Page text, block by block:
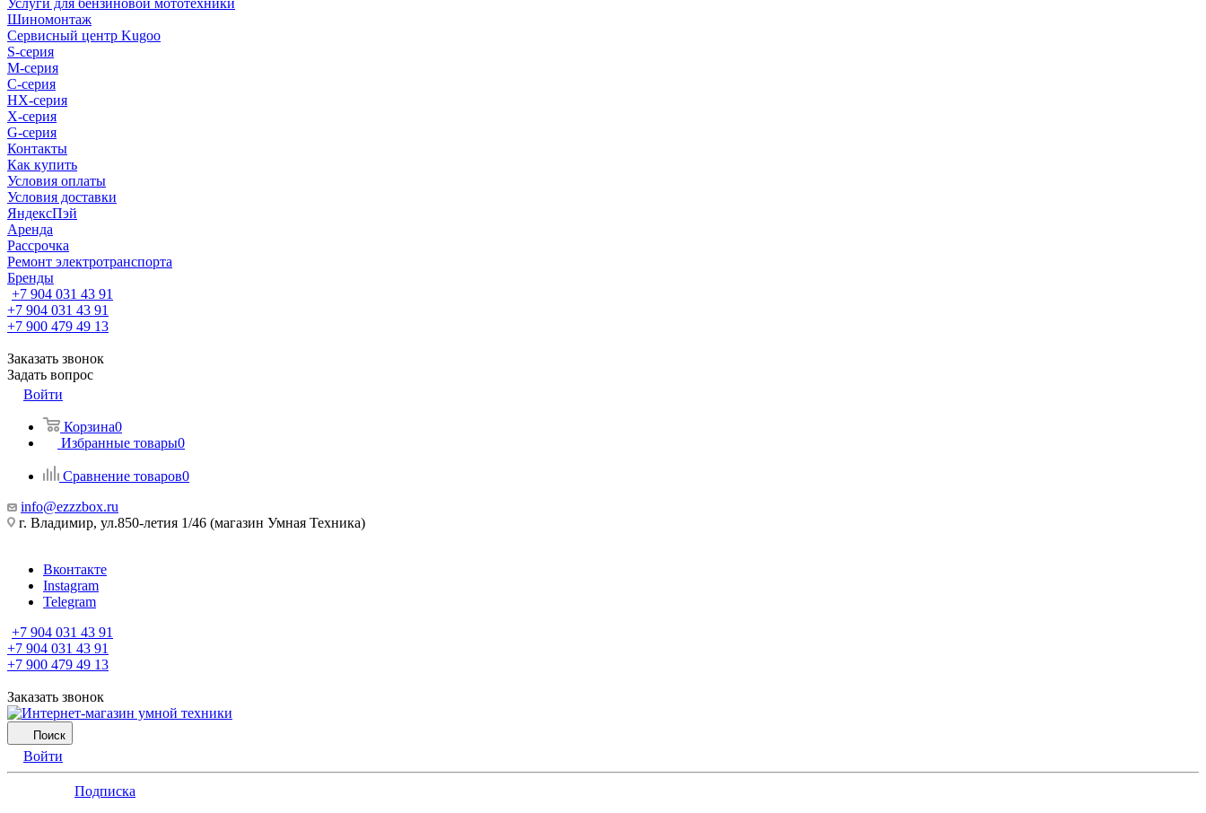
Услуги для бензиновой мототехники
Шиномонтаж
Сервисный центр Kugoo
S-cерия
M-серия
С-серия
HX-серия
X-серия
G-серия
Контакты
Как купить
Условия оплаты
Условия доставки
ЯндексПэй
Аренда
Рассрочка
Ремонт электротранспорта
Бренды
+7 904 031 43 91
+7 904 031 43 91
+7 900 479 49 13
Заказать звонок
Задать вопрос
Войти
Корзина0
Избранные товары0
Сравнение товаров0
info@ezzzbox.ru
г. Владимир, ул.850-летия 1/46 (магазин Умная Техника)
Вконтакте
Instagram
Telegram
+7 904 031 43 91
+7 904 031 43 91
+7 900 479 49 13
Заказать звонок
Поиск
Войти
Подписка